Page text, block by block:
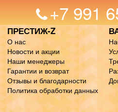
+7 991
ПРЕСТИЖ-Z
О нас
Новости и акции
Наши менеджеры
Гарантии и возврат
Отзывы и благодарности
Политика обработки данных